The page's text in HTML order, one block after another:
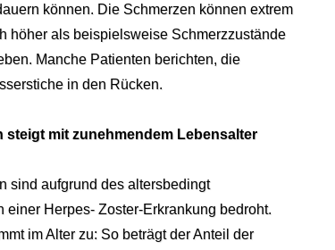
können. Die Schmerzen können extrem
höher als beispielsweise Schmerzzustände
Manche Patienten berichten, die
in den Rücken.
steigt mit zunehmendem Lebensalter
sind aufgrund des altersbedingt
einer Herpes- Zoster-Erkrankung bedroht.
im Alter zu: So beträgt der Anteil der